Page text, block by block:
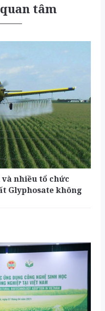
tâm
và nhiều tổ chức
Glyphosate không